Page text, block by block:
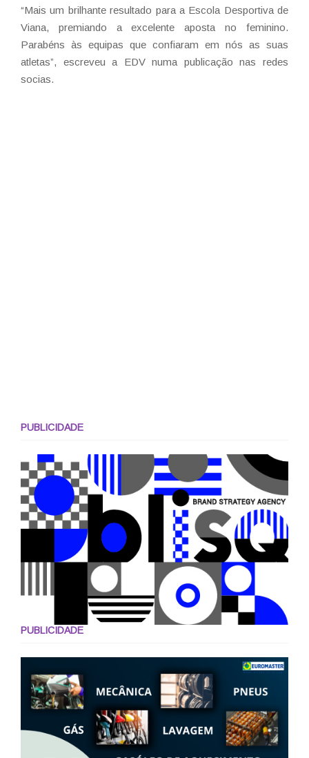
“Mais um brilhante resultado para a Escola Desportiva de
Viana, premiando a excelente aposta no feminino.
Parabéns às equipas que confiaram em nós as suas
atletas”, escreveu a EDV numa publicação nas redes
socias.
PUBLICIDADE
PUBLICIDADE